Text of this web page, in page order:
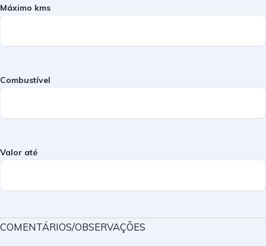
Máximo kms
Combustível
Valor até
COMENTÁRIOS/OBSERVAÇÕES